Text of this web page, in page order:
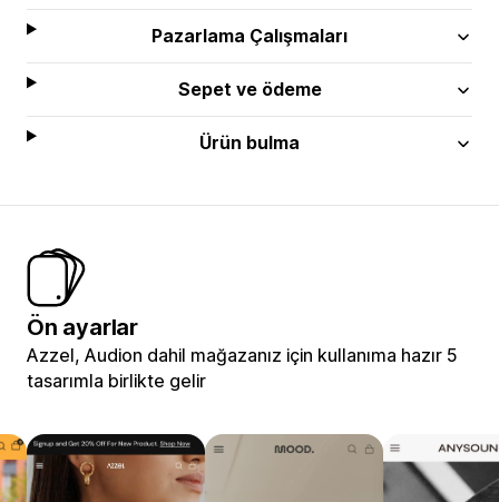
Pazarlama Çalışmaları
Sepet ve ödeme
Ürün bulma
Ön ayarlar
Azzel, Audion dahil mağazanız için kullanıma hazır 5
tasarımla birlikte gelir